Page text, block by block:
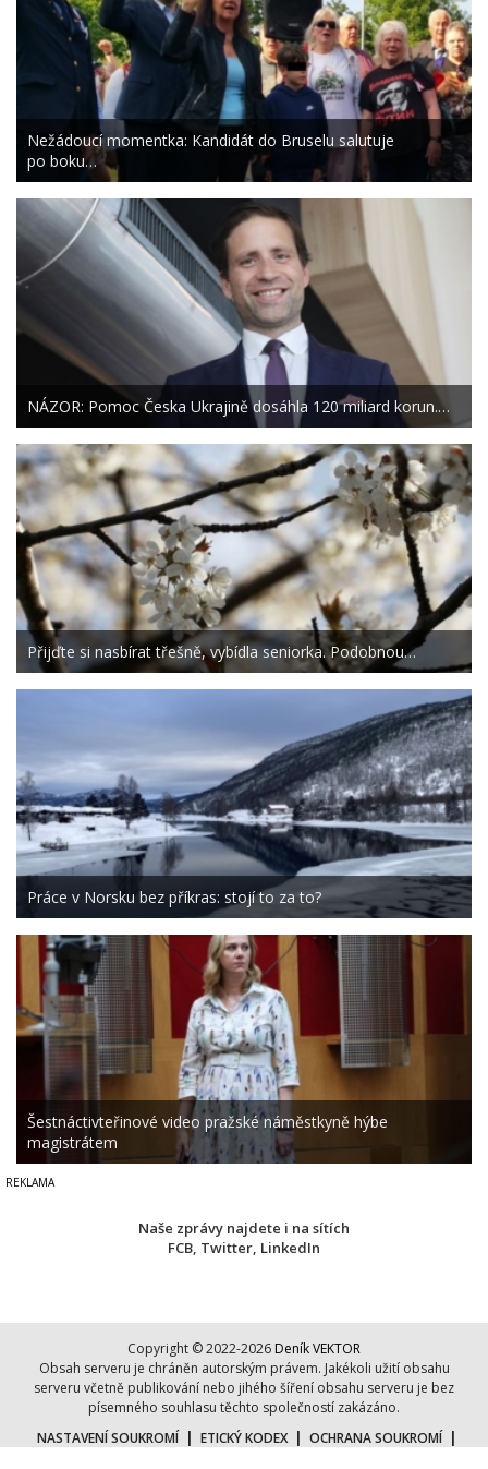
Nežádoucí momentka: Kandidát do Bruselu salutuje
po boku…
NÁZOR: Pomoc Česka Ukrajině dosáhla 120 miliard korun.…
Přijďte si nasbírat třešně, vybídla seniorka. Podobnou…
Práce v Norsku bez příkras: stojí to za to?
Šestnáctivteřinové video pražské náměstkyně hýbe
magistrátem
Naše zprávy najdete i na sítích
FCB Twitter LinkedIn
Copyright © 2022-2026 Deník VEKTOR
Obsah serveru je chráněn autorským právem. Jakékoli užití obsahu
serveru včetně publikování nebo jihého šíření obsahu serveru je bez
písemného souhlasu těchto společností zakázáno.
NASTAVENÍ SOUKROMÍ | ETICKÝ KODEX | OCHRANA SOUKROMÍ |